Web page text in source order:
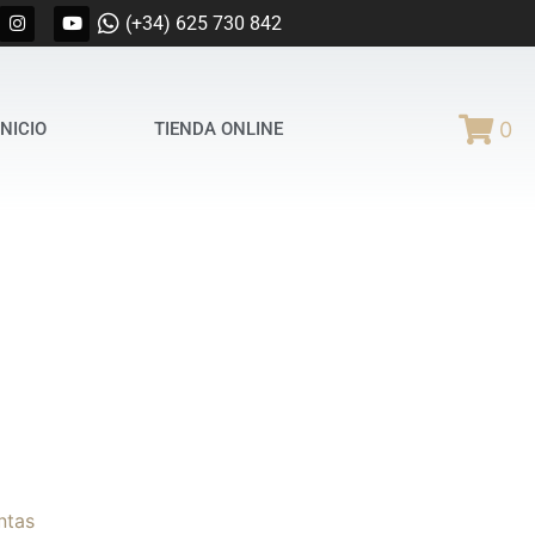
(+34) 625 730 842
TIENDA ONLINE 0